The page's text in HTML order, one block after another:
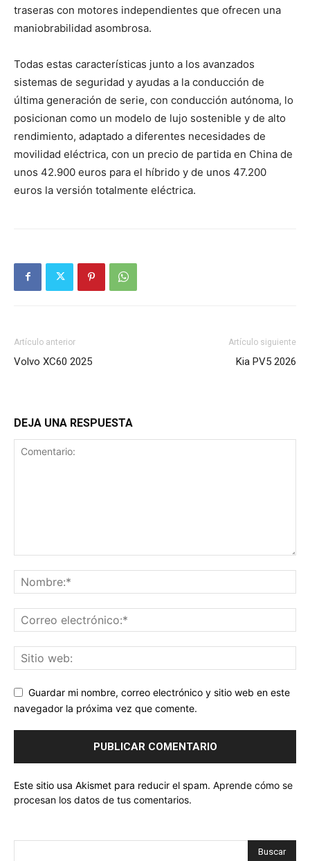
traseras con motores independientes que ofrecen una
maniobrabilidad asombrosa.
Todas estas características junto a los avanzados
sistemas de seguridad y ayudas a la conducción de
última generación de serie, con conducción autónoma, lo
posicionan como un modelo de lujo sostenible y de alto
rendimiento, adaptado a diferentes necesidades de
movilidad eléctrica, con un precio de partida en China de
unos 42.900 euros para el híbrido y de unos 47.200
euros la versión totalmente eléctrica.
Artículo anterior
Volvo XC60 2025
Artículo siguiente
Kia PV5 2026
DEJA UNA RESPUESTA
Guardar mi nombre, correo electrónico y sitio web en este
navegador la próxima vez que comente.
Este sitio usa Akismet para reducir el spam. Aprende cómo se
procesan los datos de tus comentarios.